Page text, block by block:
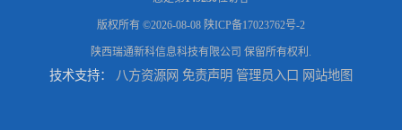
版权所有 ©2026-08-08 陕ICP备17023762号-2
陕西瑞通新科信息科技有限公司 保留所有权利.
技术支持： 八方资源网 免责声明 管理员入口 网站地图